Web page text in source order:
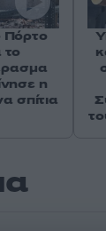
Πόρτο
το
η
σπίτια